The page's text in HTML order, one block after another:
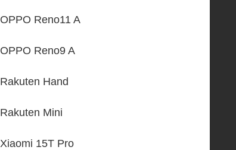
OPPO Reno11 A
OPPO Reno9 A
Rakuten Hand
Rakuten Mini
Xiaomi 15T Pro